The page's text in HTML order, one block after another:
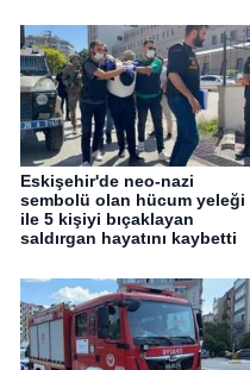
Eskişehir'de neo-nazi
sembolü olan hücum yeleği
ile 5 kişiyi bıçaklayan
saldırgan hayatını kaybetti